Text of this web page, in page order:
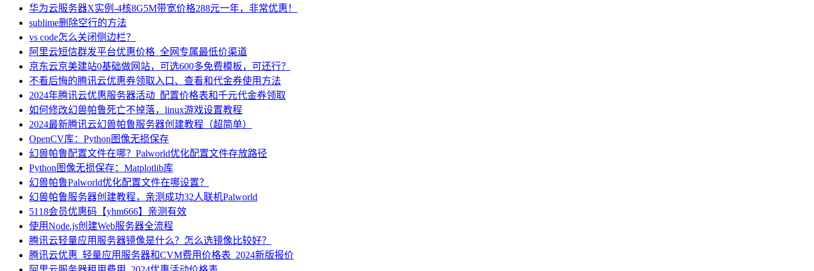
华为云服务器X实例-4核8G5M带宽价格288元一年，非常优惠！
sublime删除空行的方法
vs code怎么关闭侧边栏？
阿里云短信群发平台优惠价格_全网专属最低价渠道
京东云京美建站0基础做网站，可选600多免费模板，可还行？
不看后悔的腾讯云优惠券领取入口、查看和代金券使用方法
2024年腾讯云优惠服务器活动_配置价格表和千元代金券领取
如何修改幻兽帕鲁死亡不掉落，linux游戏设置教程
2024最新腾讯云幻兽帕鲁服务器创建教程（超简单）
OpenCV库：Python图像无损保存
幻兽帕鲁配置文件在哪？Palworld优化配置文件存放路径
Python图像无损保存：Matplotlib库
幻兽帕鲁Palworld优化配置文件在哪设置？
幻兽帕鲁服务器创建教程，亲测成功32人联机Palworld
5118会员优惠码【yhm666】亲测有效
使用Node.js创建Web服务器全流程
腾讯云轻量应用服务器镜像是什么？怎么选镜像比较好？
腾讯云优惠_轻量应用服务器和CVM费用价格表_2024新版报价